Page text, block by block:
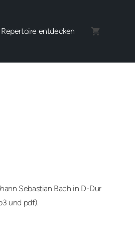
Repertoire entdecken
Sebastian Bach in D-Dur
und pdf).